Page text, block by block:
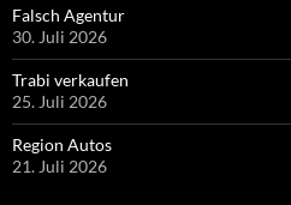
Falsch Agentur
30. Juli 2026
Trabi verkaufen
25. Juli 2026
Region Autos
21. Juli 2026